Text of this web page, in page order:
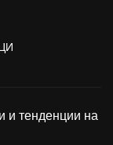
и тенденции на